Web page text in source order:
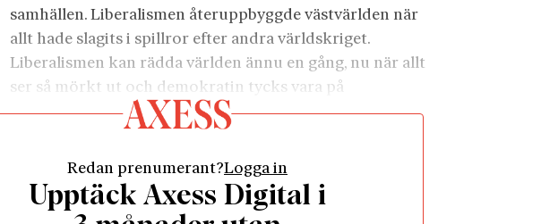
samhällen. Liberalismen återuppbyggde västvärlden när
allt hade slagits i spillror efter andra världskriget.
Liberalismen kan rädda världen ännu en gång, nu när allt
ser så mörkt ut och demokratin tycks vara på
i land efter land. Det är budskapet i Adrian Wooldridges
beredda att ta farväl av liberalismen. Det tycks som att
hållit vad den lovat och som att den inte längre kan förse
ideologiska underbyggnad som krävs för vår tids
Redan prenumerant?Logga in
Upptäck Axess Digital i